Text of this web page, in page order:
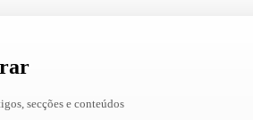
secções e conteúdos